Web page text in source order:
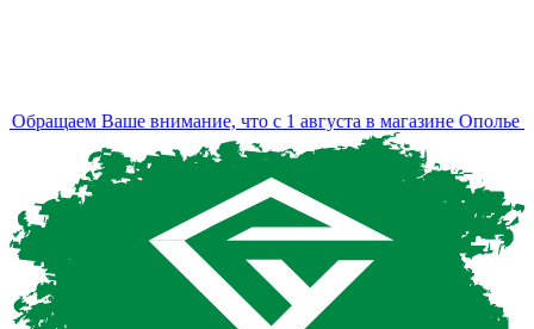
Ваше внимание, что с 1 августа в магазине Ополье